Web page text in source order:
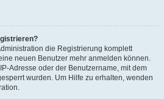
die Registrierung komplett
neuen Benutzer mehr anmelden können.
Adresse oder der Benutzername, mit dem
wurden. Um Hilfe zu erhalten, wenden